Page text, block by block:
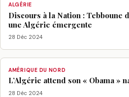
ALGÉRIE
Discours à la Nation : Tebboune
une Algérie émergente
28 Déc 2024
AMÉRIQUE DU NORD
L’Algérie attend son « Obama »
28 Déc 2024